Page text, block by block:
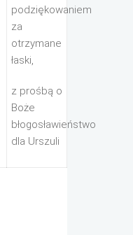
podziękowaniem
za
otrzymane
łaski,
z prośbą o
Boże
błogosławieństwo
dla Urszuli